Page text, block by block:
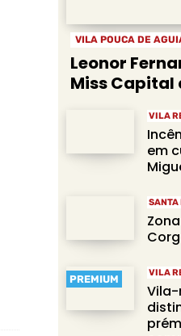
VILA POUCA DE
Leonor
Miss Capital
VILA
em
SANTA
PREMIUM
VILA
Vila-